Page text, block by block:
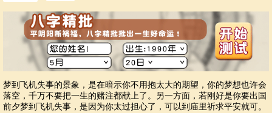
梦到飞机失事的景象，是在暗示你不用抱太大的期望，你的梦想也许会
落空，千万不要把一生的赌注都献上了。另一方面，若刚好是你要出国
前夕梦到飞机失事，是因为你太过担心了，可以到庙里祈求平安就可。